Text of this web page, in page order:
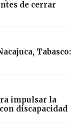
de cerrar
Tabasco:
impulsar la
discapacidad